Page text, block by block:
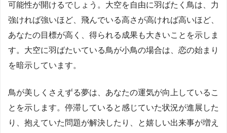
可能性が開けるでしょう。大空を自由に羽ばたく鳥は、力
強ければ強いほど、飛んでいる高さが高ければ高いほど、
あなたの目標が高く、得られる成果も大きいことを示しま
す。大空に羽ばたいている鳥が小鳥の場合は、恋の始まり
を暗示しています。
鳥が美しくさえずる夢は、あなたの運気が向上しているこ
とを示します。停滞していると感じていた状況が進展した
り、抱えていた問題が解決したり、と嬉しい出来事が増え